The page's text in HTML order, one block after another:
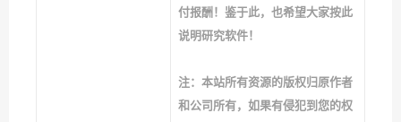
付报酬！鉴于此，也希望大家按此
说明研究软件！
注：本站所有资源的版权归原作者
和公司所有，如果有侵犯到您的权